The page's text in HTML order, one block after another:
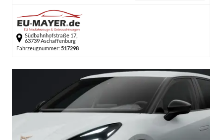
Südbahnhofstraße 17,
63739 Aschaffenburg
Fahrzeugnummer: 517298